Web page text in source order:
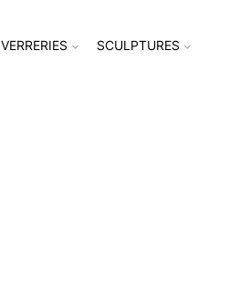
VERRERIES SCULPTURES